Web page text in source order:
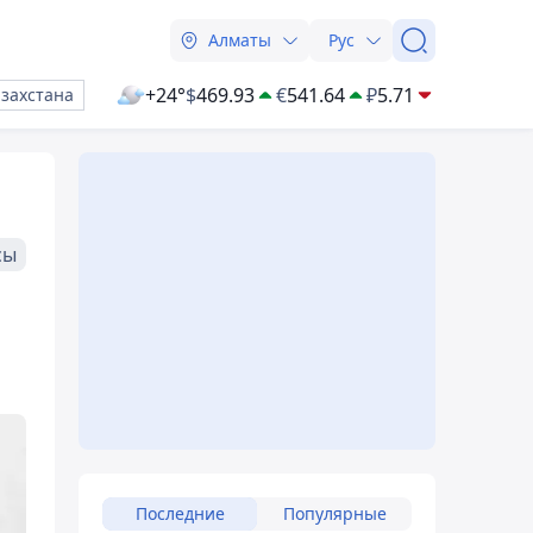
Алматы Рус
+24°$469.93 €541.64 ₽5.71
Последние Популярные